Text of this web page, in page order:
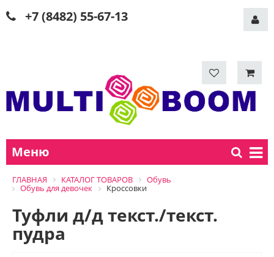
+7 (8482) 55-67-13
Меню
ГЛАВНАЯ КАТАЛОГ ТОВАРОВ
Обувь
Обувь для девочек
Кроссовки
Туфли д/д текст./текст.
пудра